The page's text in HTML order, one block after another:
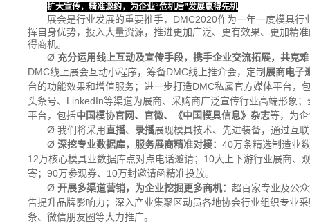
扩大宣传，精准邀约，为企业“危机后”发展赢得先机
展会是行业发展的重要推手，DMC2020作为一年一度模具
挥自身优势，投入大量资源，推进更加广泛、更有效果、更加精
得商机。
Ø 充分运用线上互动及宣传手段，携手企业交流拓展，共克
DMC线上展会互动小程序，筹备DMC线上推介会，定制 展商电子
台的功能效果和增值服务；进一步打造DMC私属官方媒体平台，
头条号、 LinkedIn等渠道为展商、采购商广泛宣传行业高端形象
平台，包括中国模协官网、官微、《中国模具信息》杂志等，为
Ø我们将采用直播、 录播展现模具技术、先进装备，通过互
Ø深挖专业数据库，服务展商精准对接：40万条精选制造业
12万核心模具业数据库点对点电话邀请； 10大上下游行业展商、
寄； 90万参观券、 10万封邀请函精准投放。
Ø开展多渠道营销，为企业挖掘更多商机：超百家专业及公
告提升品牌影响力；深入产业集聚区动员各地协会行业组织专业
条、微信朋友圈等大力推广。